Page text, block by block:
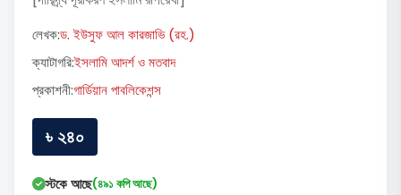
লেখক:ড. ইউসুফ আল কারজাভি (রহ.)
ক্যাটাগরি:ইসলামি আদর্শ ও মতবাদ
প্রকাশনী:গার্ডিয়ান পাবলিকেশন্স
৳ ২৪০
স্টকে আছে(৪৯১ কপি আছে)